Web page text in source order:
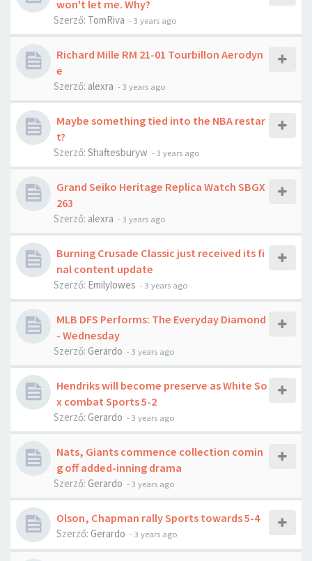
won't let me. Why?
Szerző: TomRiva -3 years ago
Richard Mille RM 21-01 Tourbillon Aerodyn
e
Szerző: alexra -3 years ago
Maybe something tied into the NBA restar
t?
Szerző: Shaftesburyw -3 years ago
Grand Seiko Heritage Replica Watch SBGX
263
Szerző: alexra -3 years ago
Burning Crusade Classic just received its fi
nal content update
Szerző: Emilylowes -3 years ago
MLB DFS Performs: The Everyday Diamond
- Wednesday
Szerző: Gerardo -3 years ago
Hendriks will become preserve as White So
x combat Sports 5-2
Szerző: Gerardo -3 years ago
Nats, Giants commence collection comin
g off added-inning drama
Szerző: Gerardo -3 years ago
Olson, Chapman rally Sports towards 5-4
Szerző: Gerardo -3 years ago